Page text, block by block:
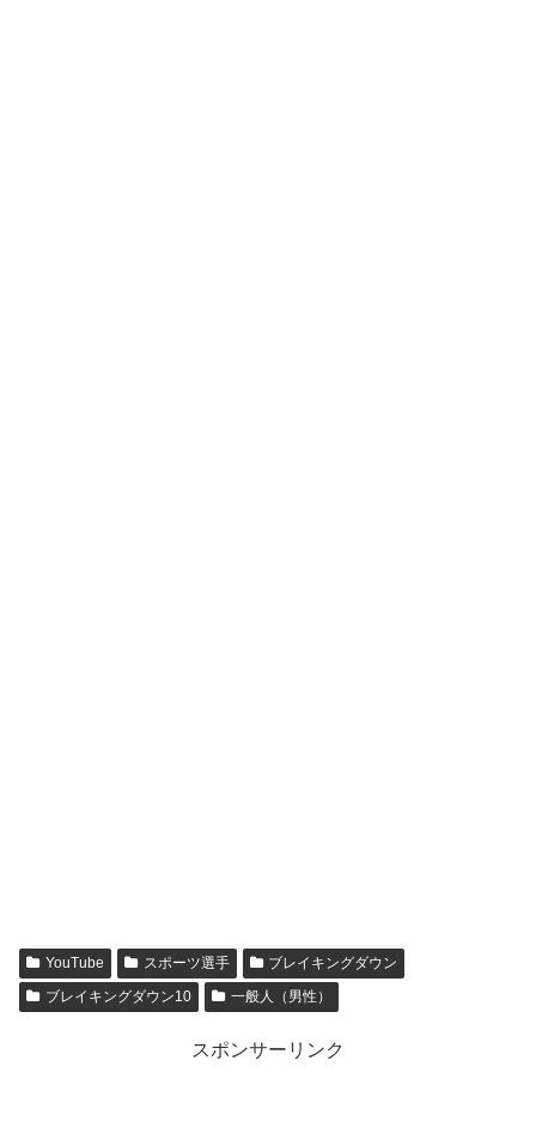
YouTube スポーツ選手
ブレイキングダウン
ブレイキングダウン10
一般人（男性）
スポンサーリンク